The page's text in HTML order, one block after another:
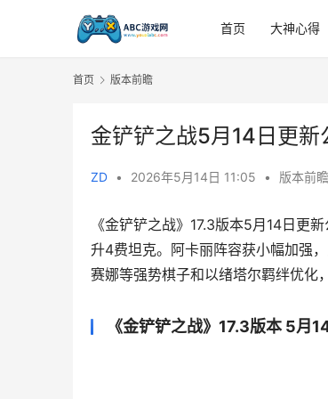
首页 大神心得
首页 版本前瞻
金铲铲之战5月14日更新
ZD • 2026年5月14日 11:05 • 版本前瞻
《金铲铲之战》17.3版本5月14日更
升4费坦克。阿卡丽阵容获小幅加强
赛娜等强势棋子和以绪塔尔羁绊优化
《金铲铲之战》17.3版本 5月